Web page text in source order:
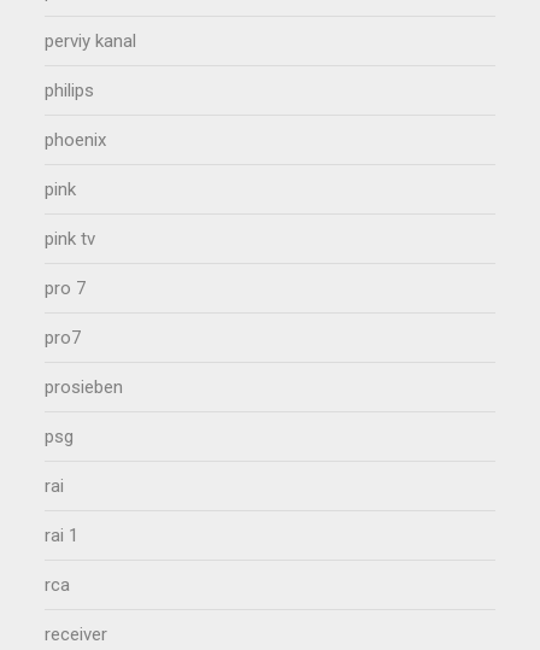
perviy kanal
philips
phoenix
pink
pink tv
pro 7
pro7
prosieben
psg
rai
rai 1
rca
receiver